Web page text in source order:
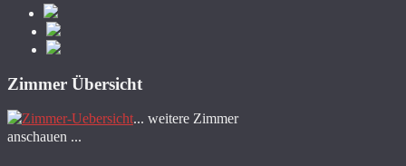
Zimmer Übersicht
... weitere Zimmer
anschauen ...